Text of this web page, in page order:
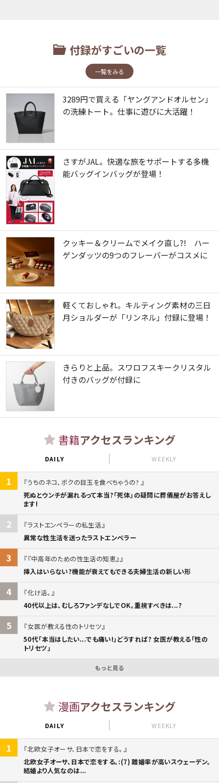
付録がすごいの一覧
一覧をみる
3289円で買える「ヤングアンドオルセン」
の洗練トート。仕事に遊びに大活躍！
さすがJAL。快適な旅をサポートする多機
能バッグインバッグが登場！
クッキー＆クリームでメイク直し?! ハー
ゲンダッツの9つのフレーバーがコスメに
軽くておしゃれ。キルティング素材の三日
月ショルダーが「リンネル」付録に登場！
きらりと上品。スワロフスキークリスタル
付きのバッグが付録に
書籍アクセスランキング
DAILY WEEKLY
1
うちのネコ、ボクの目玉を食べちゃうの?
死ぬとウンチが漏れるって本当?「死体」の疑問に葬儀屋がお答えし
ます!
2
ラストエンペラーの私生活
異常な性生活を送ったラストエンペラー
3
『中高年のための性生活の知恵』
挿入はいらない?機能が衰えてもできる夫婦生活の新しい形
4
化け活。
40代以上は、むしろファンデなしでOK。重視すべきは...?
5
女医が教える性のトリセツ
50代「本当はしたい...でも痛い!」どうすれば? 女医が教える「性の
トリセツ」
もっと見る
漫画アクセスランキング
DAILY WEEKLY
1
北欧女子オーサ、日本で恋をする。
北欧女子オーサ、日本で恋をする。:(7) 離婚率が高いスウェーデン。
結婚より人気なのは...